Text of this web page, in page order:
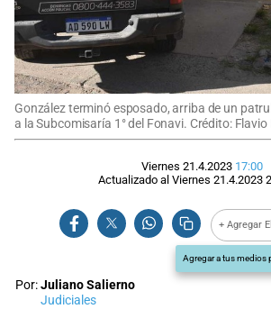
González terminó esposado, arriba de un
a la Subcomisaría 1° del Fonavi. Crédito: Flavio
Viernes 21.4.2023 17:00
Actualizado al Viernes 21.4.2023
+ Agregar
Agregar a tus medios
Por:Juliano Salierno
Judiciales